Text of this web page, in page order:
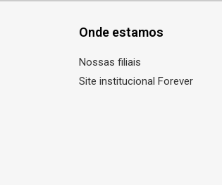
Onde estamos
Nossas filiais
Site institucional Forever